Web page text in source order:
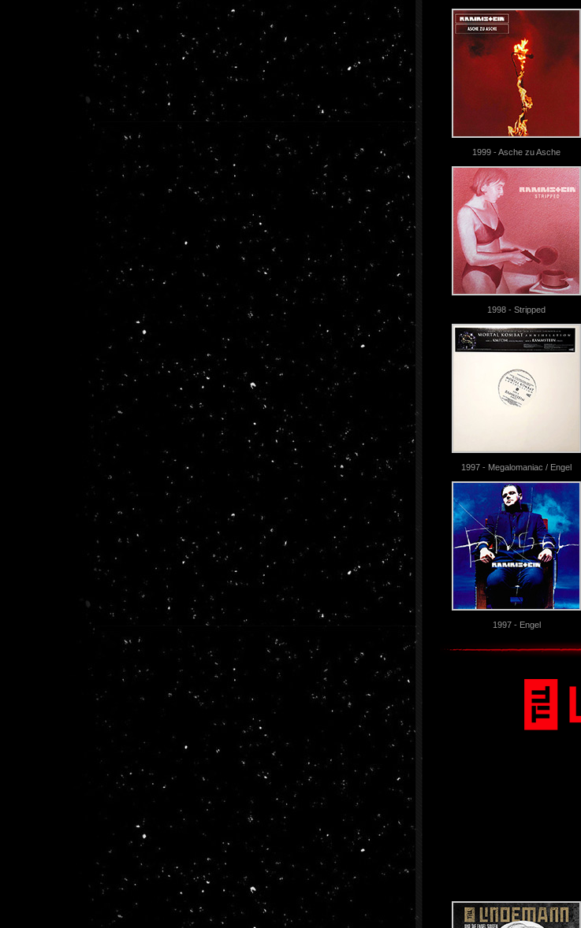
1999 - Asche zu Asche
1998 - Stripped
1997 - Megalomaniac / Engel
1997 - Engel